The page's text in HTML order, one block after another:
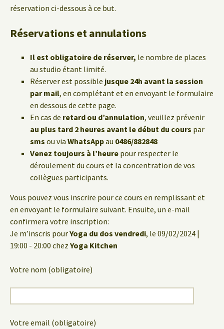
réservation ci-dessous à ce but.
Réservations et annulations
Il est obligatoire de réserver, le nombre de places
au studio étant limité.
Réserver est possible jusque 24h avant la session
par mail, en complétant et en envoyant le formulaire
en dessous de cette page.
En cas de retard ou d’annulation, veuillez prévenir
au plus tard 2 heures avant le début du cours par
sms ou via WhatsAppau 0486/882848
Venez toujours à l’heure pour respecter le
déroulement du cours et la concentration de vos
collègues participants.
Vous pouvez vous inscrire pour ce cours en remplissant et
en envoyant le formulaire suivant. Ensuite, un e-mail
confirmera votre inscription:
Je m’inscris pourYoga du dos vendredi, le 09/02/2024 |
19:00 - 20:00 chez Yoga Kitchen
Votre nom (obligatoire)
Votre email (obligatoire)